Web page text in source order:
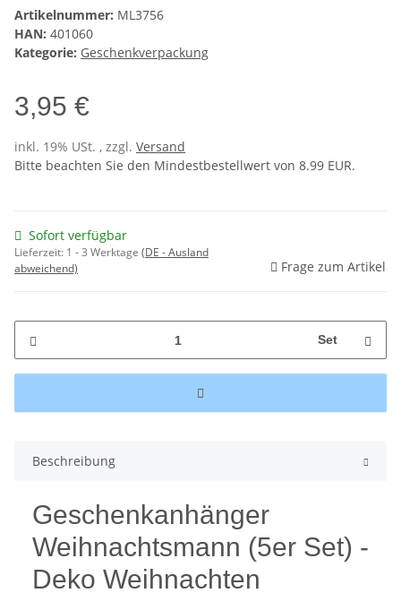
Artikelnummer: ML3756
HAN: 401060
Kategorie: Geschenkverpackung
3,95 €
inkl. 19% USt. , zzgl. Versand
Bitte beachten Sie den Mindestbestellwert von 8.99 EUR.
Sofort verfügbar
Lieferzeit: 1 - 3 Werktage (DE - Ausland
abweichend)
Frage zum Artikel
Set
Beschreibung
Geschenkanhänger
Weihnachtsmann (5er Set) -
Deko Weihnachten